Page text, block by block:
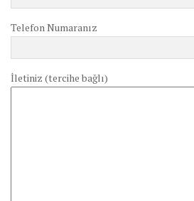
Telefon Numaranız
İletiniz (tercihe bağlı)